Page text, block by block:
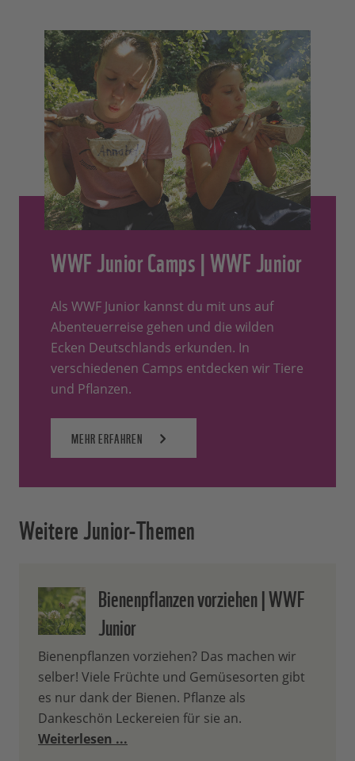
WWF Junior Camps | WWF Junior
Als WWF Junior kannst du mit uns auf
Abenteuerreise gehen und die wilden
Ecken Deutschlands erkunden. In
verschiedenen Camps entdecken wir Tiere
und Pflanzen.
MEHR ERFAHREN
Weitere Junior-Themen
Bienenpflanzen vorziehen | WWF
Junior
Bienenpflanzen vorziehen? Das machen wir
selber! Viele Früchte und Gemüsesorten gibt
es nur dank der Bienen. Pflanze als
Dankeschön Leckereien für sie an.
Weiterlesen ...